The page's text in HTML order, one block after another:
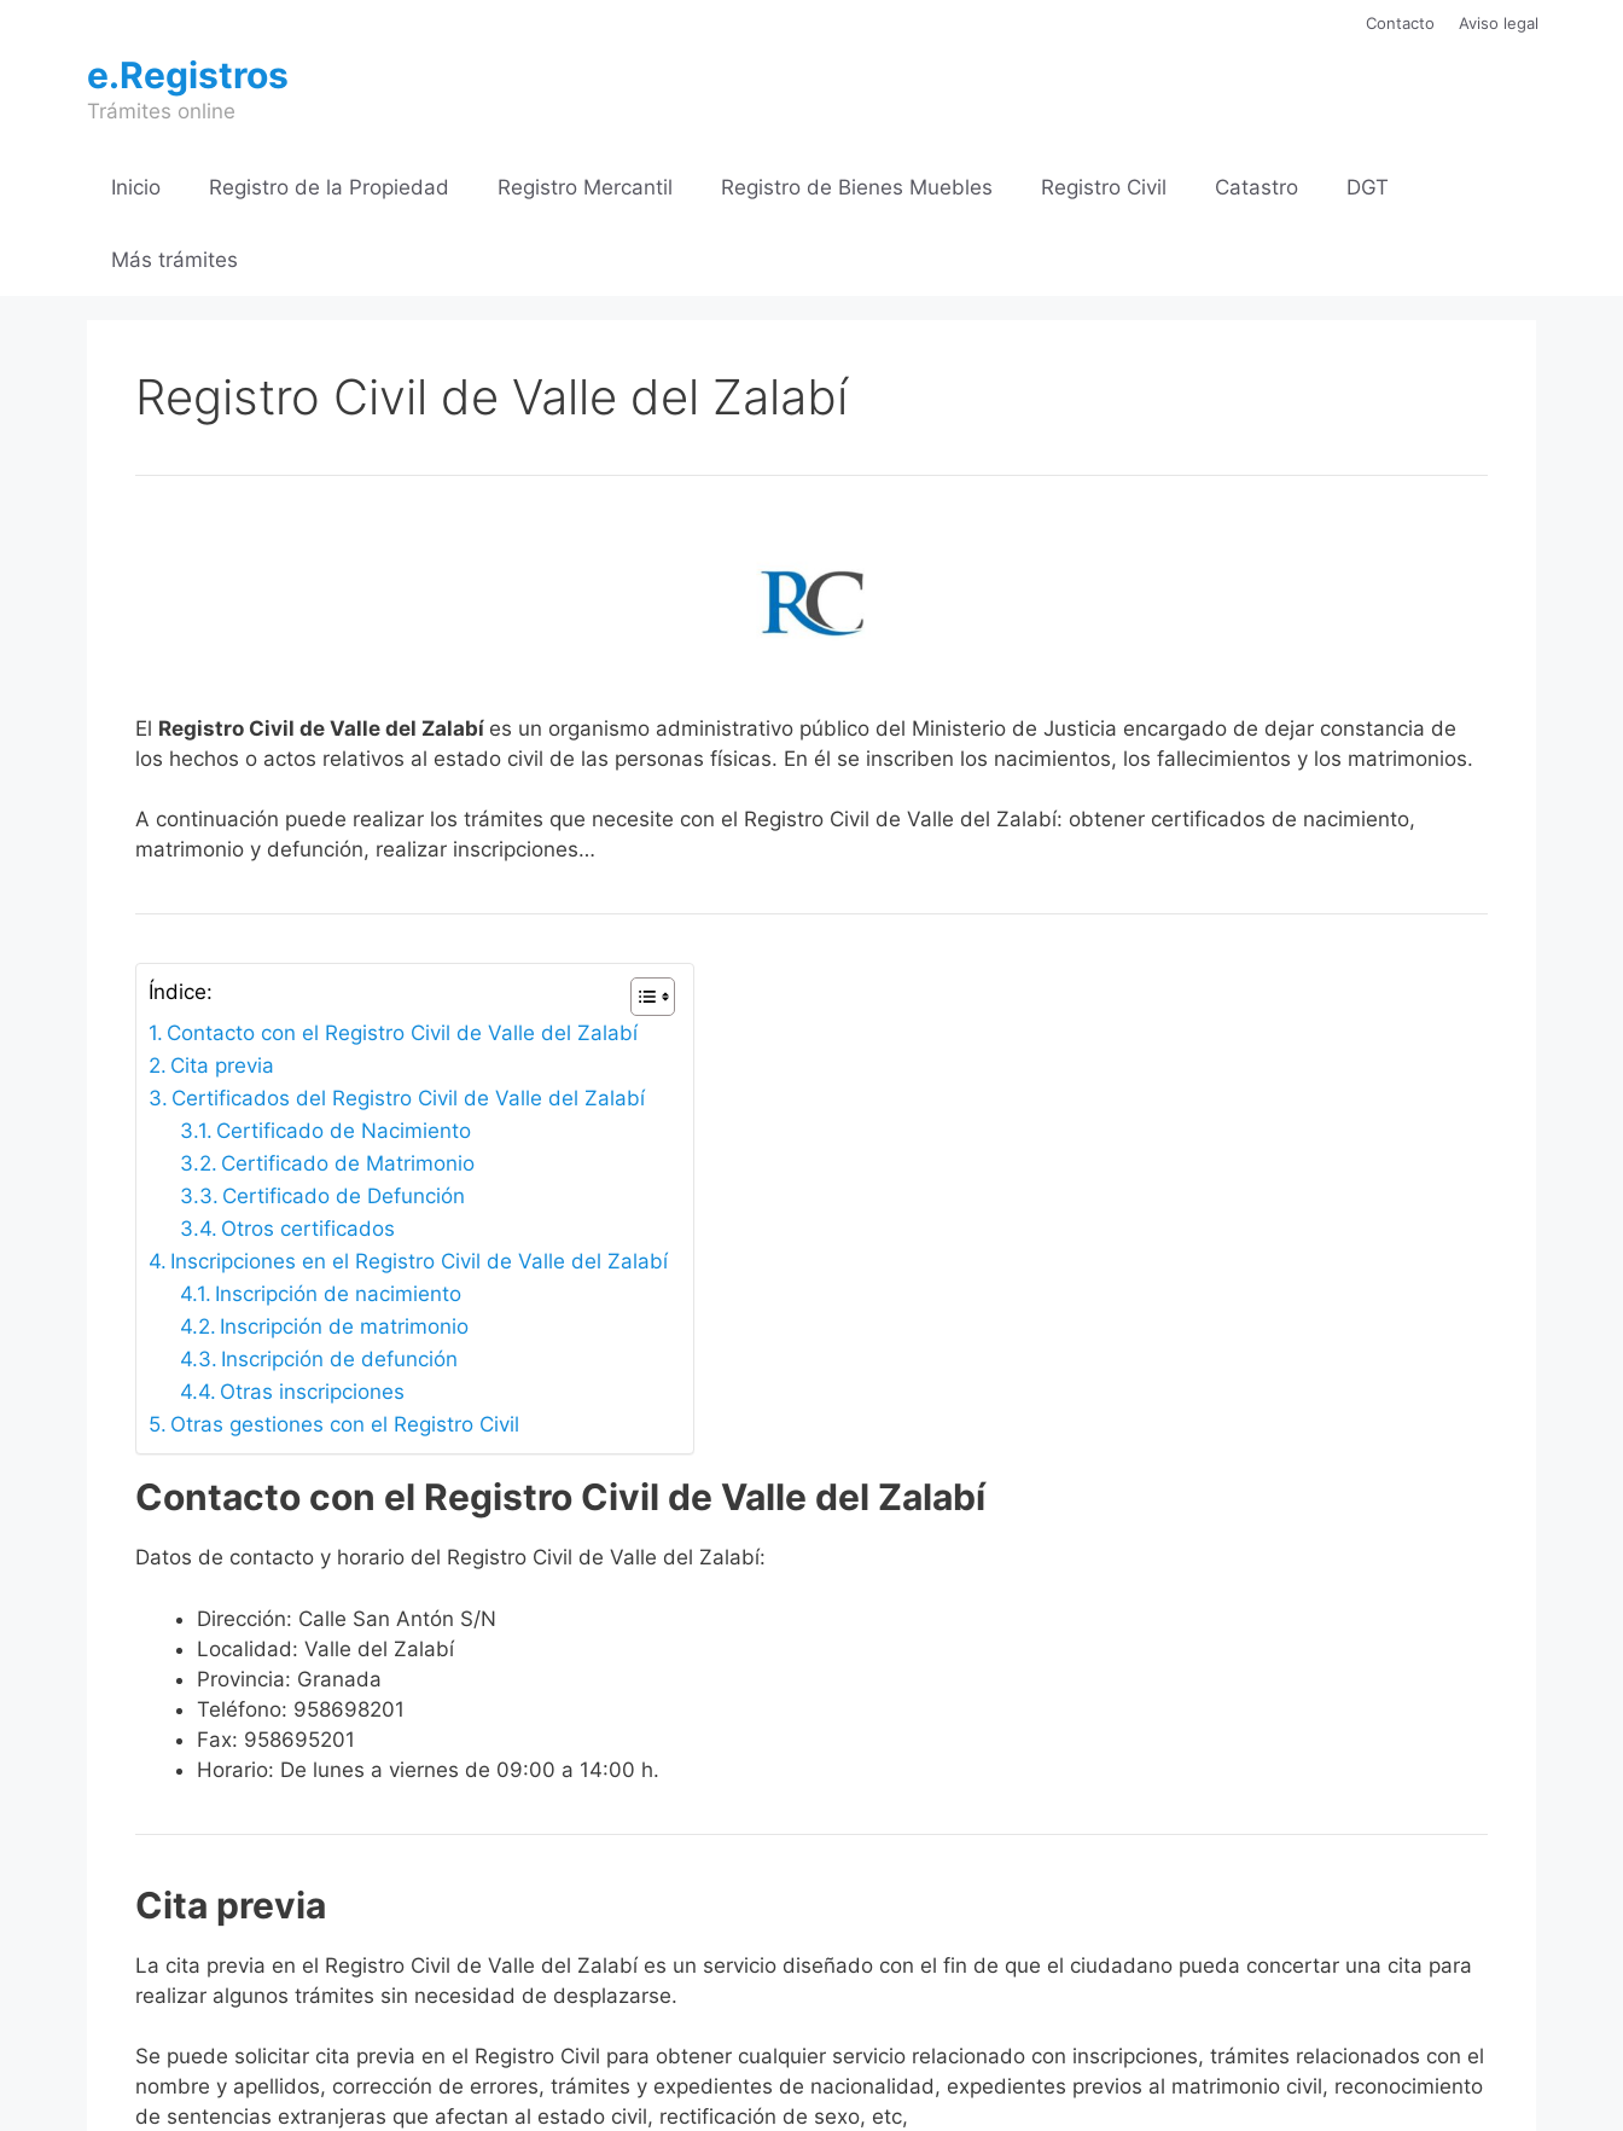
contenido
Contacto Aviso legal
e.Registros
Trámites online
Inicio Registro de la Propiedad Registro Mercantil Registro de Bienes Muebles Registro Civil Catastro DGT
Más trámites
Registro Civil de Valle del Zalabí
El Registro Civil de Valle del Zalabí es un organismo administrativo público del Ministerio de Justicia encargado de dejar constancia de
los hechos o actos relativos al estado civil de las personas físicas. En él se inscriben los nacimientos, los fallecimientos y los matrimonios.
A continuación puede realizar los trámites que necesite con el Registro Civil de Valle del Zalabí: obtener certificados de nacimiento,
matrimonio y defunción, realizar inscripciones…
Índice:
Contacto con el Registro Civil de Valle del Zalabí
Cita previa
Certificados del Registro Civil de Valle del Zalabí
Certificado de Nacimiento
Certificado de Matrimonio
Certificado de Defunción
Otros certificados
Inscripciones en el Registro Civil de Valle del Zalabí
Inscripción de nacimiento
Inscripción de matrimonio
Inscripción de defunción
Otras inscripciones
Otras gestiones con el Registro Civil
Contacto con el Registro Civil de Valle del Zalabí
Datos de contacto y horario del Registro Civil de Valle del Zalabí:
Dirección: Calle San Antón S/N
Localidad: Valle del Zalabí
Provincia: Granada
Teléfono: 958698201
Fax: 958695201
Horario: De lunes a viernes de 09:00 a 14:00 h.
Cita previa
​​​​​​​​​​​​​​​​​​​​​​​​​​​​La cita previa en el Registro Civil de Valle del Zalabí es un servicio diseñado con el fin de que el ciudadano pueda concertar una cita para
realizar algunos trámites sin necesidad de desplazarse.​
Se puede solicitar cita previa en el Registro Civil para obtener cualquier servicio relacionado con inscripciones, trámites relacionados con el
nombre y apellidos, corrección de errores, trámites y expedientes de nacionalidad, expedientes previos al matrimonio civil, reconocimiento
de sentencias extranjeras que afectan al estado civil, rectificación de sexo, etc,